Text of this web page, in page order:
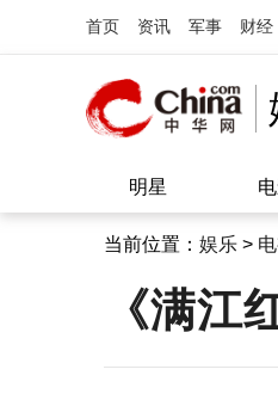
首页 资讯 军事 财经
明星
当前位置： 娱乐 >
《满江